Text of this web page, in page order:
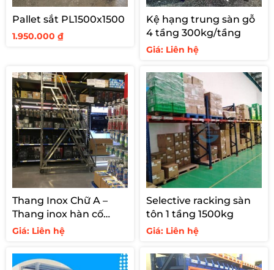
Pallet sắt PL1500x1500
1.950.000 ₫
Kệ hạng trung sàn gỗ
4 tầng 300kg/tầng
Giá: Liên hệ
Thang Inox Chữ A –
Thang inox hàn cố
định cho siêu thị
Giá: Liên hệ
Selective racking sàn
tôn 1 tầng 1500kg
Giá: Liên hệ